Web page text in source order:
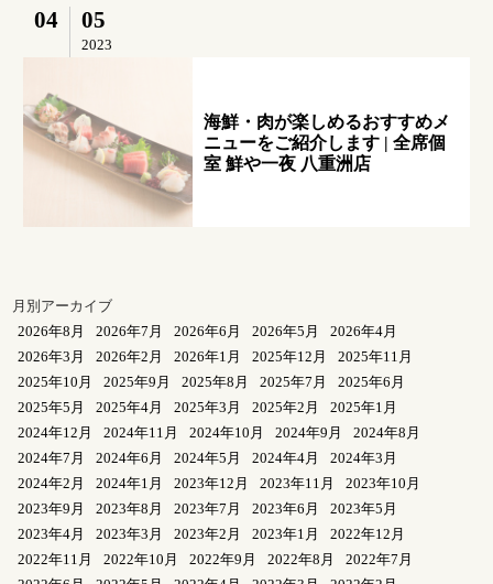
04 05
2023
海鮮・肉が楽しめるおすすめメ
ニューをご紹介します | 全席個
室 鮮や一夜 八重洲店
月別アーカイブ
2026年8月
2026年7月 2026年6月 2026年5月
2026年4月
2026年3月
2026年2月 2026年1月 2025年12月
2025年11月
2025年10月
2025年9月 2025年8月 2025年7月
2025年6月
2025年5月
2025年4月 2025年3月 2025年2月
2025年1月
2024年12月
2024年11月 2024年10月 2024年9月
2024年8月
2024年7月
2024年6月 2024年5月 2024年4月
2024年3月
2024年2月
2024年1月 2023年12月 2023年11月
2023年10月
2023年9月
2023年8月 2023年7月 2023年6月
2023年5月
2023年4月
2023年3月 2023年2月 2023年1月
2022年12月
2022年11月
2022年10月 2022年9月 2022年8月
2022年7月